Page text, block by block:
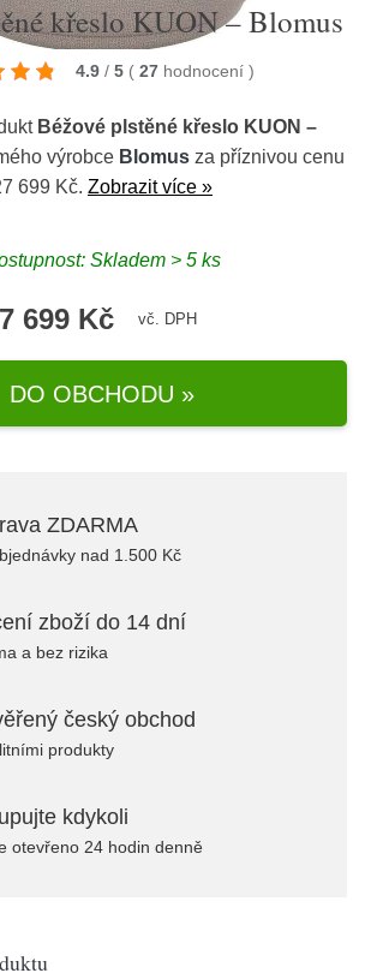
křeslo KUON – Blomus
4.9 / 5 ( 27 hodnocení )
Béžové plstěné křeslo KUON –
výrobce Blomusza příznivou cenu
699 Kč. Zobrazit více »
Skladem > 5 ks
699 Kč vč. DPH
DO OBCHODU »
ZDARMA
nad 1.500 Kč
zboží do 14 dní
a bez rizika
český obchod
produkty
kdykoli
otevřeno 24 hodin denně